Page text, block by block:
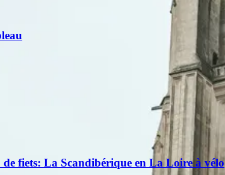
de fiets: La Scandibérique en La Loire à vélo